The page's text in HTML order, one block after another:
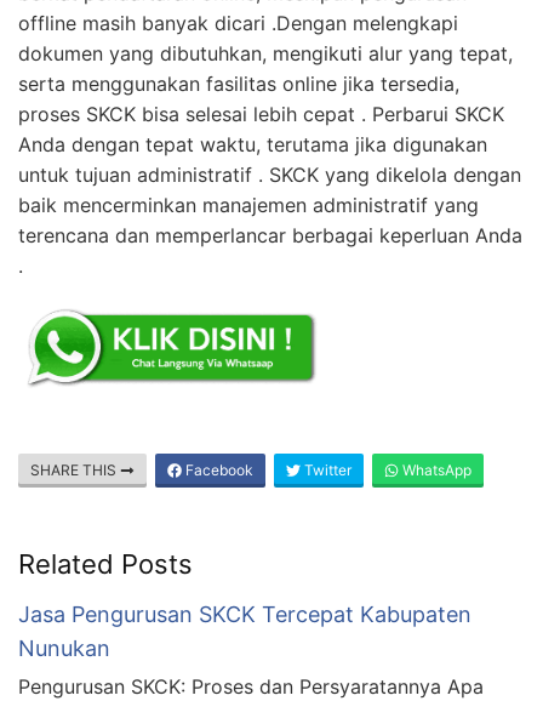
offline masih banyak dicari .Dengan melengkapi
dokumen yang dibutuhkan, mengikuti alur yang tepat,
serta menggunakan fasilitas online jika tersedia,
proses SKCK bisa selesai lebih cepat . Perbarui SKCK
Anda dengan tepat waktu, terutama jika digunakan
untuk tujuan administratif . SKCK yang dikelola dengan
baik mencerminkan manajemen administratif yang
terencana dan memperlancar berbagai keperluan Anda
.
SHARE THIS Facebook Twitter WhatsApp
Related Posts
Jasa Pengurusan SKCK Tercepat Kabupaten
Nunukan
Pengurusan SKCK: Proses dan Persyaratannya Apa